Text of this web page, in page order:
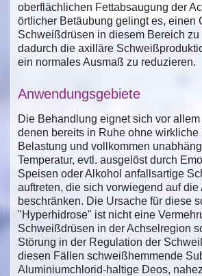
oberflächlichen Fettabsaugung der
örtlicher Betäubung gelingt es, einen
Schweißdrüsen in diesem Bereich zu
dadurch die axilläre
ein normales Ausmaß zu reduzieren.
Anwendungsgebiete
Die Behandlung eignet sich vor
denen bereits in Ruhe ohne wirkliche
Belastung und vollkommen
Temperatur, evtl. ausgelöst durch
Speisen oder Alkohol anfallsartige
auftreten, die sich vorwiegend auf die
beschränken. Die Ursache für diese
"Hyperhidrose" ist nicht eine
Schweißdrüsen in der Achselregion
Störung in der Regulation der
diesen Fällen schweißhemmende
Aluminiumchlorid-haltige Deos,